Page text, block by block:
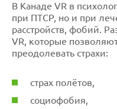
В Канаде VR в
при ПТСР, но и при
расстройств, фобий.
VR, которые
преодолевать страхи:
страх полётов,
социофобия,